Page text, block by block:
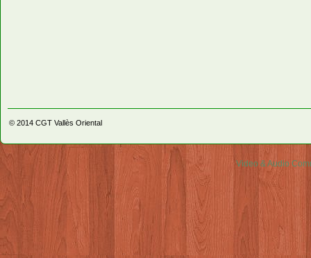
© 2014 CGT Vallès Oriental
Video & Audio